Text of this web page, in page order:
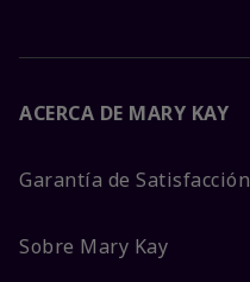
ACERCA DE MARY KAY
Garantía de Satisfacción
Sobre Mary Kay